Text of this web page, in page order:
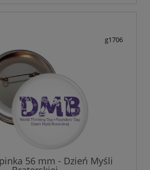
g1706
56 mm - Dzień Myśli